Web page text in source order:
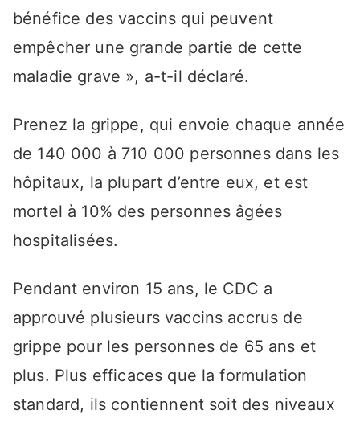
bénéfice des vaccins qui peuvent
empêcher une grande partie de cette
maladie grave », a-t-il déclaré.
Prenez la grippe, qui envoie chaque année
de 140 000 à 710 000 personnes dans les
hôpitaux, la plupart d’entre eux, et est
mortel à 10% des personnes âgées
hospitalisées.
Pendant environ 15 ans, le CDC a
approuvé plusieurs vaccins accrus de
grippe pour les personnes de 65 ans et
plus. Plus efficaces que la formulation
standard, ils contiennent soit des niveaux